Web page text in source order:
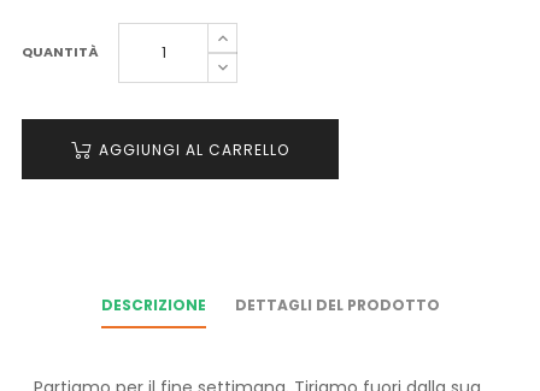
QUANTITÀ
AGGIUNGI AL CARRELLO
DESCRIZIONE DETTAGLI DEL PRODOTTO